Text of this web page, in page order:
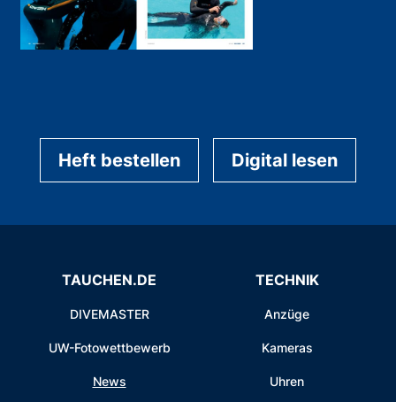
Heft bestellen Digital lesen
TAUCHEN.DE
DIVEMASTER
UW-Fotowettbewerb
News
TECHNIK
Anzüge
Kameras
Uhren